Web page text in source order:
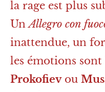
la rage est plus
UnAllegro con
inattendue, un
les émotions
Prokofievou